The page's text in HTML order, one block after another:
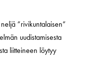
”rivikuntalaisen”
uudistamisesta
liitteineen löytyy